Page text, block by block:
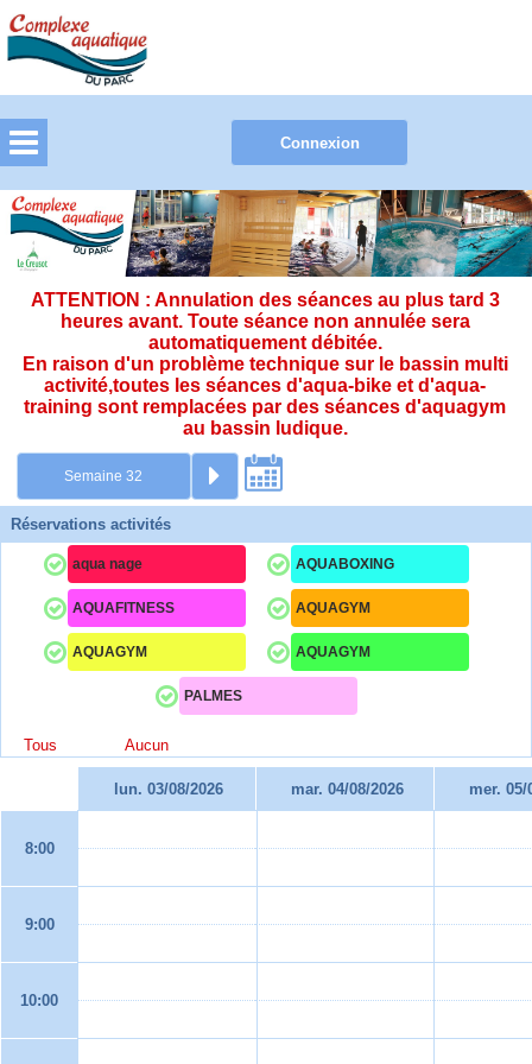
ATTENTION : Annulation des séances au plus tard 3
heures avant. Toute séance non annulée sera
automatiquement débitée.
En raison d'un problème technique sur le bassin multi
activité,toutes les séances d'aqua-bike et d'aqua-
training sont remplacées par des séances d'aquagym
au bassin ludique.
Réservations activités
aqua nage AQUABOXING
AQUAFITNESS AQUAGYM
AQUAGYM AQUAGYM
PALMES
Tous Aucun
lun. 03/08/2026 mar. 04/08/2026 mer. 05/
8:00
9:00
10:00